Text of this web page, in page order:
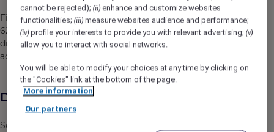
Filiale à 100% du groupe ENNISMORE, elle-même filiale à
62% du groupe ACCOR, Paris Society fait partie de la
division Luxury & Lifestyle du groupe Accor et
accompagne la croissance de ce pôle.
Description du poste
Sous la responsabilité du Directeur d'Exploitation et du
cannot be rejected);(ii) enhance and customize websites
functionalities;(iii) measure websites audience and performance;
(iv) profile your interests to provide you with relevant advertising;(v)
allow you to interact with social networks.
You will be able to modify your choices at any time by clicking on
the "Cookies" link at the bottom of the page.
More information
Our partners